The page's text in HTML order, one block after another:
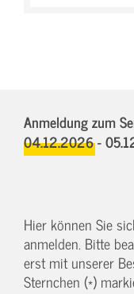
Anmeldung zum
04.12.2026 -
Hier können Sie
anmelden. Bitte
erst mit unserer
Sternchen (*)